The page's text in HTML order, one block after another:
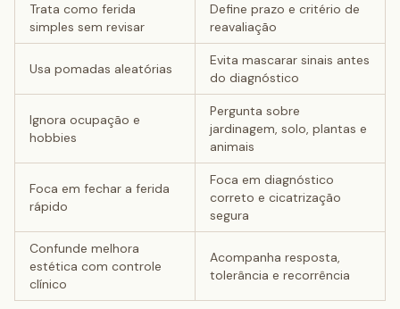
Trata como ferida
simples sem revisar
Define prazo e critério de
reavaliação
Usa pomadas aleatórias
Evita mascarar sinais antes
do diagnóstico
Ignora ocupação e
hobbies
Pergunta sobre
jardinagem, solo, plantas e
animais
Foca em fechar a ferida
rápido
Foca em diagnóstico
correto e cicatrização
segura
Confunde melhora
estética com controle
clínico
Acompanha resposta,
tolerância e recorrência